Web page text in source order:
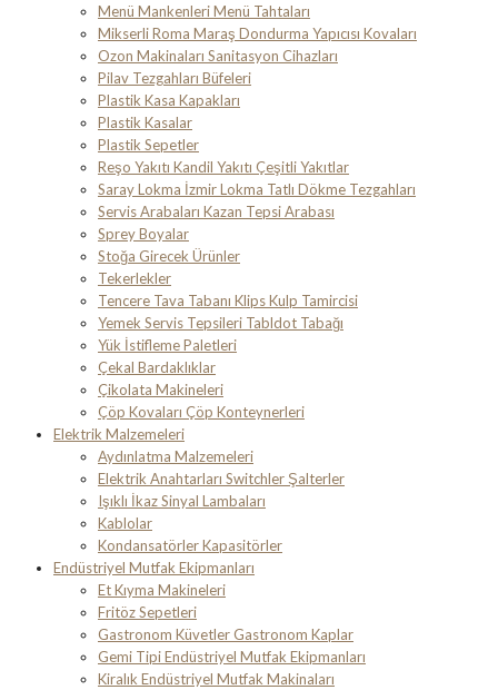
Menü Mankenleri Menü Tahtaları
Mikserli Roma Maraş Dondurma Yapıcısı Kovaları
Ozon Makinaları Sanitasyon Cihazları
Pilav Tezgahları Büfeleri
Plastik Kasa Kapakları
Plastik Kasalar
Plastik Sepetler
Reşo Yakıtı Kandil Yakıtı Çeşitli Yakıtlar
Saray Lokma İzmir Lokma Tatlı Dökme Tezgahları
Servis Arabaları Kazan Tepsi Arabası
Sprey Boyalar
Stoğa Girecek Ürünler
Tekerlekler
Tencere Tava Tabanı Klips Kulp Tamircisi
Yemek Servis Tepsileri Tabldot Tabağı
Yük İstifleme Paletleri
Çekal Bardaklıklar
Çikolata Makineleri
Çöp Kovaları Çöp Konteynerleri
Elektrik Malzemeleri
Aydınlatma Malzemeleri
Elektrik Anahtarları Switchler Şalterler
Işıklı İkaz Sinyal Lambaları
Kablolar
Kondansatörler Kapasitörler
Endüstriyel Mutfak Ekipmanları
Et Kıyma Makineleri
Fritöz Sepetleri
Gastronom Küvetler Gastronom Kaplar
Gemi Tipi Endüstriyel Mutfak Ekipmanları
Kiralık Endüstriyel Mutfak Makinaları